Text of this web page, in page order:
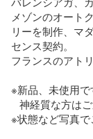
メゾンのオート
リーを制作、マ
センス契約。
フランスのアト
※新品、未使用
※状態など写真で